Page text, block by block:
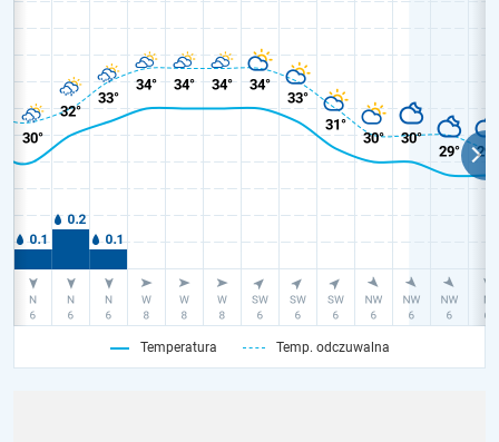
Temperatura Temp. odczuwalna